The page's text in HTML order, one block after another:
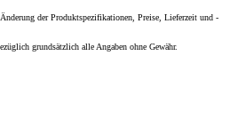
der Produktspezifikationen, Preise, Lieferzeit und -
grundsätzlich alle Angaben ohne Gewähr.